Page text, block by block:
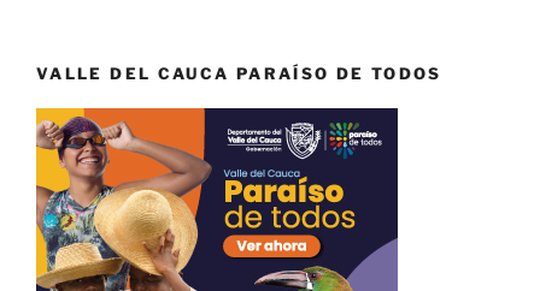
VALLE DEL CAUCA PARAÍSO DE TODOS